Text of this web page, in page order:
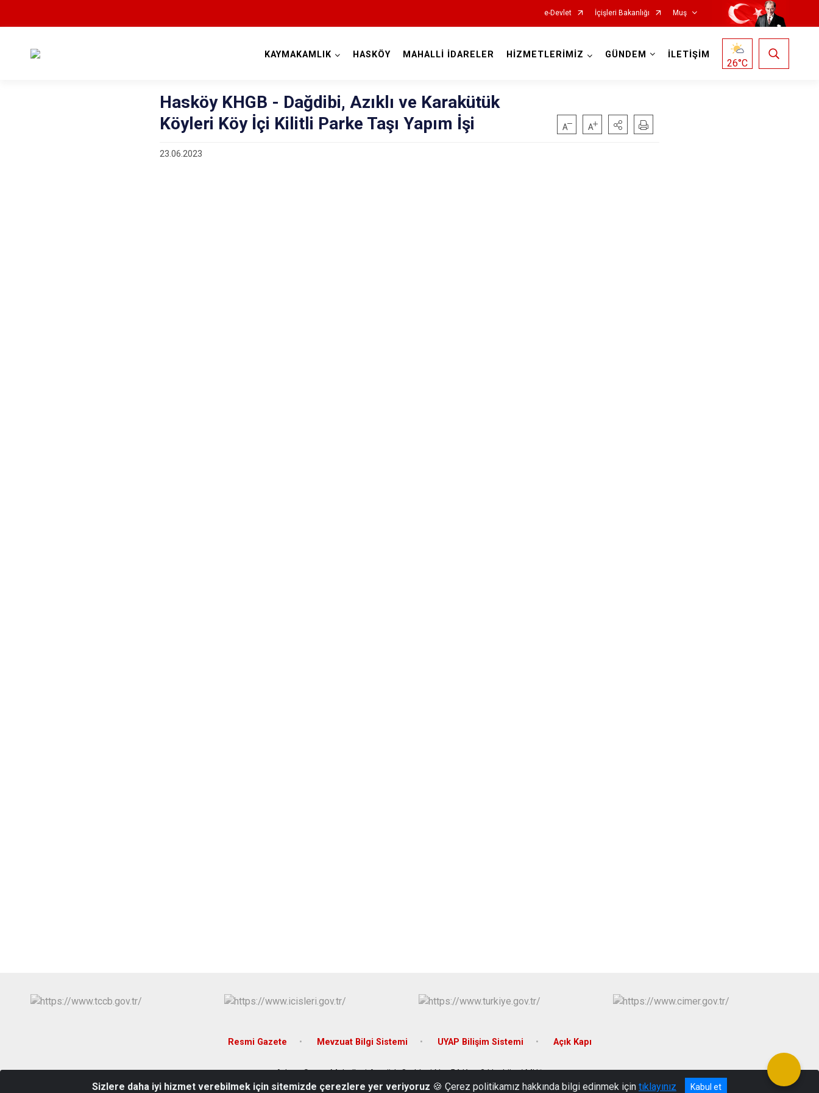
e-Devlet İçişleri Bakanlığı Muş
KAYMAKAMLIK HASKÖY MAHALLİ İDARELER HİZMETLERİMİZ GÜNDEM İLETİŞİM
26°C
Hasköy KHGB - Dağdibi, Azıklı ve Karakütük
Köyleri Köy İçi Kilitli Parke Taşı Yapım İşi
23.06.2023
Resmi Gazete Mevzuat Bilgi Sistemi UYAP Bilişim Sistemi Açık Kapı
Adres: Sunay Mahallesi Atatürk Caddesi No: 54 Kat: 2 Hasköy / MUŞ
Sizlere daha iyi hizmet verebilmek için sitemizde çerezlere yer veriyoruz 🍪 Çerez politikamız hakkında bilgi edinmek için tıklayınız Kabul et